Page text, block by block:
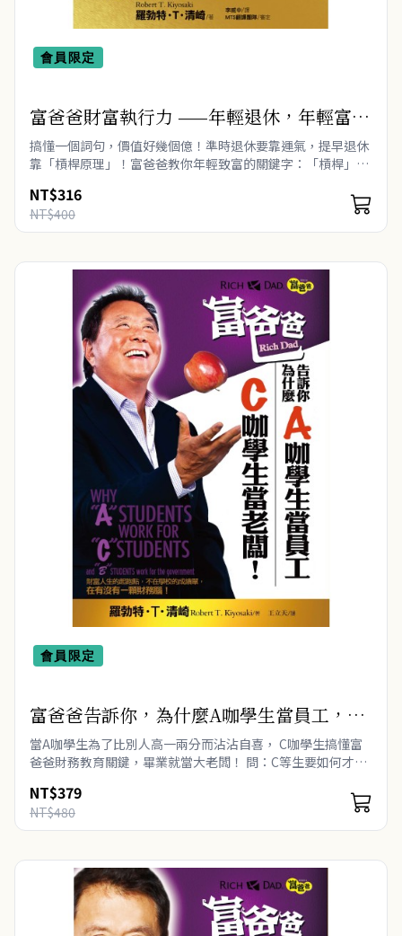
會員限定
富爸爸財富執行力 ——年輕退休，年輕富有
Retire Young Retire Rich
搞懂一個詞句，價值好幾個億！準時退休要靠運氣，提早退休
靠「槓桿原理」！富爸爸教你年輕致富的關鍵字：「槓桿」巧
流」後，最重要的致富..
NT$316
NT$400
會員限定
富爸爸告訴你，為什麼A咖學生當員工，C
咖學生當老闆！Why "A" Students Work
for "C" Students and Why "B" Students
Work for the Government
當A咖學生為了比別人高一兩分而沾沾自喜， C咖學生搞懂富
爸爸財務教育關鍵，畢業就當大老闆！ 問：C等生要如何才能
在乎你..
NT$379
NT$480